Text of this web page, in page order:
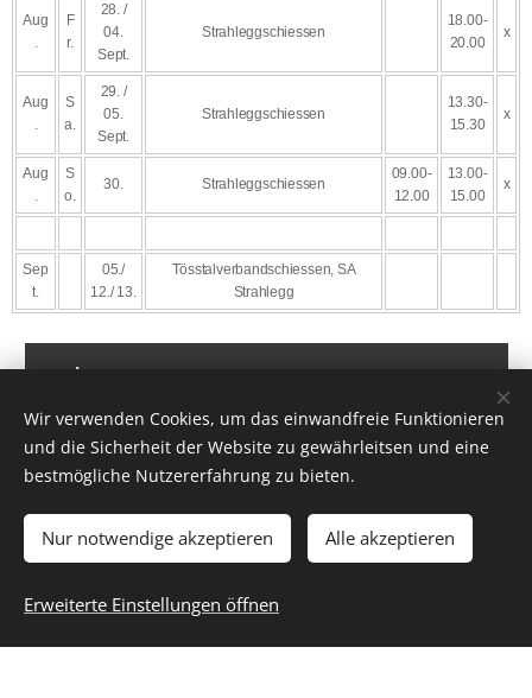
Aug
.
F
r.
28. /
04.
Sept.
Strahleggschiessen
18.00-
20.00
x
Aug
.
S
a.
29. /
05.
Sept.
Strahleggschiessen
13.30-
15.30
x
Aug
.
S
o.
30. Strahleggschiessen
09.00-
12.00
13.00-
15.00
x
Sep
t.
05./
12./ 13.
Tösstalverbandschiessen, SA
Strahlegg
Unterstützt vonWebnode
Wir verwenden Cookies, um das einwandfreie Funktionieren
und die Sicherheit der Website zu gewährleitsen und eine
bestmögliche Nutzererfahrung zu bieten.
Nur notwendige akzeptieren Alle akzeptieren
Erweiterte Einstellungen öffnen